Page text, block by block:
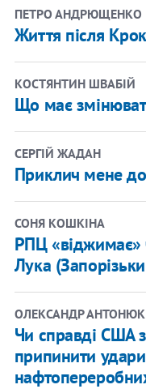
ПЕТРО АНДРЮЩЕНКО
Життя після
КОСТЯНТИН ШВАБІЙ
Що має
СЕРГІЙ ЖАДАН
Приклич мене
СОНЯ КОШКІНА
РПЦ «віджимає»
Лука
ОЛЕКСАНДР АНТОНЮК
Чи справді США
припинити